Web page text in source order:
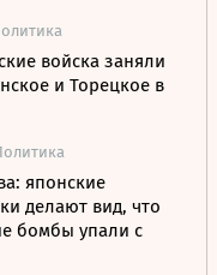
войска заняли
и Торецкое в
японские
делают вид, что
бомбы упали с